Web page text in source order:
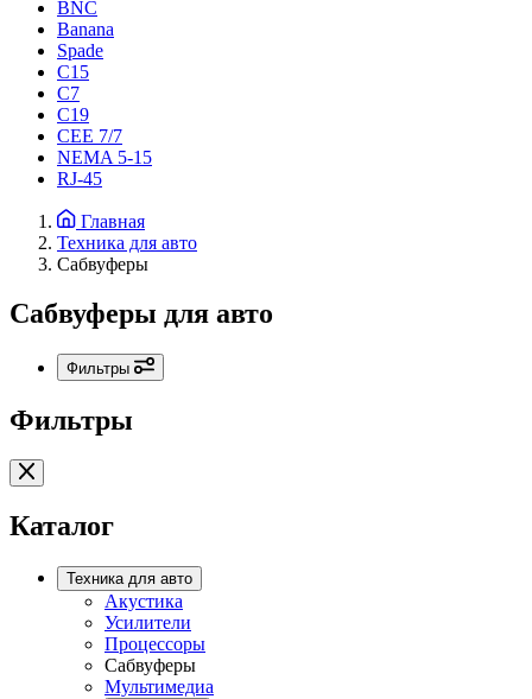
BNC
Banana
Spade
C15
С7
C19
CEE 7/7
NEMA 5-15
RJ-45
Главная
Техника для авто
Сабвуферы
Сабвуферы для авто
Фильтры
Фильтры
Каталог
Техника для авто
Акустика
Усилители
Процессоры
Сабвуферы
Мультимедиа